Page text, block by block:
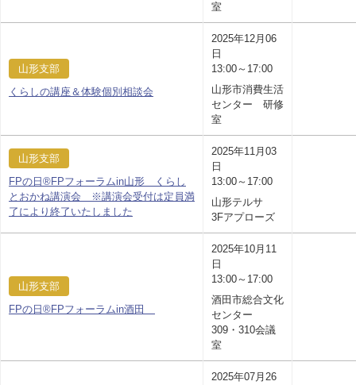
室
山形支部
くらしの講座＆体験個別相談会
2025年12月06
日
13:00～17:00
山形市消費生活
センター 研修
室
山形支部
FPの日®FPフォーラムin山形 くらし
とおかね講演会 ※講演会受付は定員満
了により終了いたしました
2025年11月03
日
13:00～17:00
山形テルサ
3Fアプローズ
山形支部
FPの日®FPフォーラムin酒田
2025年10月11
日
13:00～17:00
酒田市総合文化
センター
309・310会議
室
2025年07月26